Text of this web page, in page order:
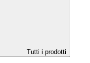
Tutti i prodotti